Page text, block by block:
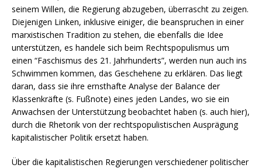
seinem Willen, die Regierung abzugeben, überrascht zu zeigen.
Diejenigen Linken, inklusive einiger, die beanspruchen in einer
marxistischen Tradition zu stehen, die ebenfalls die Idee
unterstützen, es handele sich beim Rechtspopulismus um
einen “Faschismus des 21. Jahrhunderts”, werden nun auch ins
Schwimmen kommen, das Geschehene zu erklären. Das liegt
daran, dass sie ihre ernsthafte Analyse der Balance der
Klassenkräfte (s. Fußnote) eines jeden Landes, wo sie ein
Anwachsen der Unterstützung beobachtet haben (s. auch hier),
durch die Rhetorik von der rechtspopulistischen Ausprägung
kapitalistischer Politik ersetzt haben.
Über die kapitalistischen Regierungen verschiedener politischer